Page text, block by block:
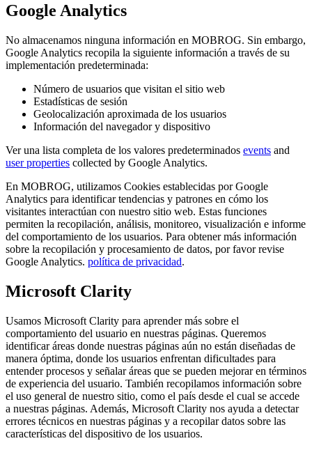
Google Analytics
No almacenamos ninguna información en MOBROG. Sin embargo,
Google Analytics recopila la siguiente información a través de su
implementación predeterminada:
Número de usuarios que visitan el sitio web
Estadísticas de sesión
Geolocalización aproximada de los usuarios
Información del navegador y dispositivo
Ver una lista completa de los valores predeterminados events and
user properties collected by Google Analytics.
En MOBROG, utilizamos Cookies establecidas por Google
Analytics para identificar tendencias y patrones en cómo los
visitantes interactúan con nuestro sitio web. Estas funciones
permiten la recopilación, análisis, monitoreo, visualización e informe
del comportamiento de los usuarios. Para obtener más información
sobre la recopilación y procesamiento de datos, por favor revise
Google Analytics. política de privacidad.
Microsoft Clarity
Usamos Microsoft Clarity para aprender más sobre el
comportamiento del usuario en nuestras páginas. Queremos
identificar áreas donde nuestras páginas aún no están diseñadas de
manera óptima, donde los usuarios enfrentan dificultades para
entender procesos y señalar áreas que se pueden mejorar en términos
de experiencia del usuario. También recopilamos información sobre
el uso general de nuestro sitio, como el país desde el cual se accede
a nuestras páginas. Además, Microsoft Clarity nos ayuda a detectar
errores técnicos en nuestras páginas y a recopilar datos sobre las
características del dispositivo de los usuarios.